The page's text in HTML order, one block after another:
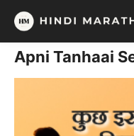
Skip
content
Apni Tanhaai